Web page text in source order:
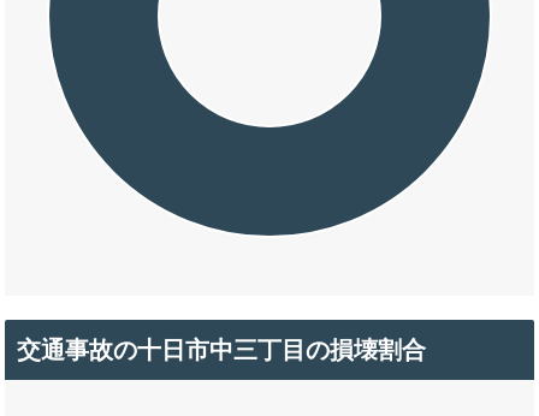
交通事故の十日市中三丁目の損壊割合